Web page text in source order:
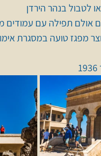
לטבול בנהר הירדן
אולם תפילה עם עמודים
מפגז טועה במסגרת